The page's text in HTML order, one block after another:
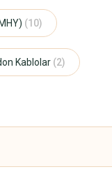
başlamayın!
(10)
Kablolar (2)